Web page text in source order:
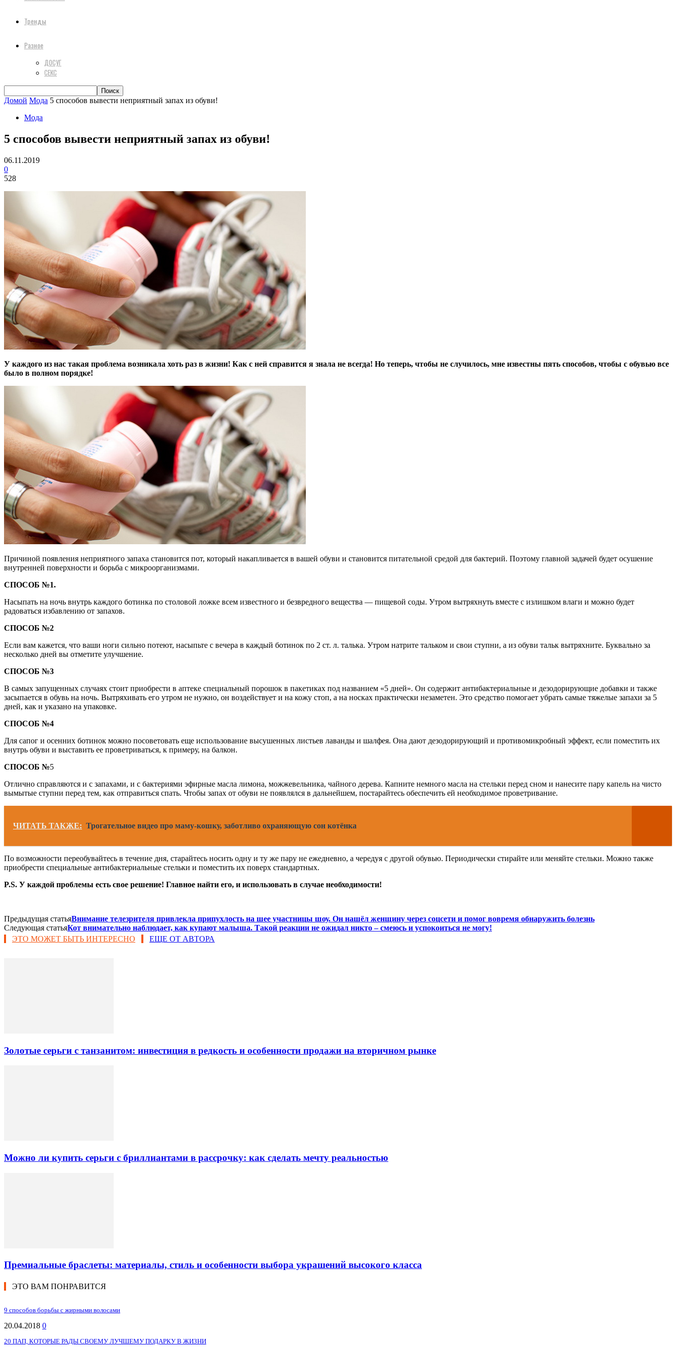
Тренды
Разное
ДОСУГ
СЕКС
Домой Мода 5 способов вывести неприятный запах из обуви!
Мода
5 способов вывести неприятный запах из обуви!
06.11.2019
0
528
У каждого из нас такая проблема возникала хоть раз в жизни! Как с ней справится я знала не всегда! Но теперь, чтобы не случилось, мне известны пять способов, чтобы с обувью все
было в полном порядке!
Причиной появления неприятного запаха становится пот, который накапливается в вашей обуви и становится питательной средой для бактерий. Поэтому главной задачей будет осушение
внутренней поверхности и борьба с микроорганизмами.
СПОСОБ №1.
Насыпать на ночь внутрь каждого ботинка по столовой ложке всем известного и безвредного вещества — пищевой соды. Утром вытряхнуть вместе с излишком влаги и можно будет
радоваться избавлению от запахов.
СПОСОБ №2
Если вам кажется, что ваши ноги сильно потеют, насыпьте с вечера в каждый ботинок по 2 ст. л. талька. Утром натрите тальком и свои ступни, а из обуви тальк вытряхните. Буквально за
несколько дней вы отметите улучшение.
СПОСОБ №3
В самых запущенных случаях стоит приобрести в аптеке специальный порошок в пакетиках под названием «5 дней». Он содержит антибактериальные и дезодорирующие добавки и также
засыпается в обувь на ночь. Вытряхивать его утром не нужно, он воздействует и на кожу стоп, а на носках практически незаметен. Это средство помогает убрать самые тяжелые запахи за 5
дней, как и указано на упаковке.
СПОСОБ №4
Для сапог и осенних ботинок можно посоветовать еще использование высушенных листьев лаванды и шалфея. Она дают дезодорирующий и противомикробный эффект, если поместить их
внутрь обуви и выставить ее проветриваться, к примеру, на балкон.
СПОСОБ №5
Отлично справляются и с запахами, и с бактериями эфирные масла лимона, можжевельника, чайного дерева. Капните немного масла на стельки перед сном и нанесите пару капель на чисто
вымытые ступни перед тем, как отправиться спать. Чтобы запах от обуви не появлялся в дальнейшем, постарайтесь обеспечить ей необходимое проветривание.
ЧИТАТЬ ТАКЖЕ: Трогательное видео про маму-кошку, заботливо охраняющую сон котёнка
По возможности переобувайтесь в течение дня, старайтесь носить одну и ту же пару не ежедневно, а чередуя с другой обувью. Периодически стирайте или меняйте стельки. Можно также
приобрести специальные антибактериальные стельки и поместить их поверх стандартных.
P.S. У каждой проблемы есть свое решение! Главное найти его, и использовать в случае необходимости!
Предыдущая статьяВнимание телезрителя привлекла припухлость на шее участницы шоу. Он нашёл женщину через соцсети и помог вовремя обнаружить болезнь
Следующая статьяКот внимательно наблюдает, как купают малыша. Такой реакции не ожидал никто – смеюсь и успокоиться не могу!
ЭТО МОЖЕТ БЫТЬ ИНТЕРЕСНО
ЕЩЕ ОТ АВТОРА
Золотые серьги с танзанитом: инвестиция в редкость и особенности продажи на вторичном рынке
Можно ли купить серьги с бриллиантами в рассрочку: как сделать мечту реальностью
Премиальные браслеты: материалы, стиль и особенности выбора украшений высокого класса
ЭТО ВАМ ПОНРАВИТСЯ
9 способов борьбы с жирными волосами
20.04.2018 0
20 ПАП, КОТОРЫЕ РАДЫ СВОЕМУ ЛУЧШЕМУ ПОДАРКУ В ЖИЗНИ